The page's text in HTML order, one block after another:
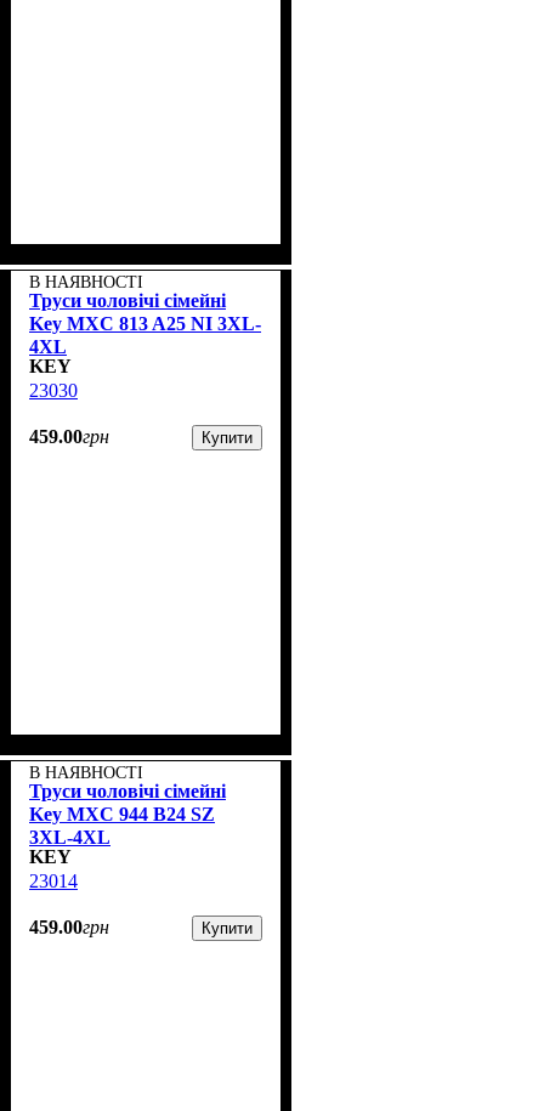
В НАЯВНОСТІ
Труси чоловічі сімейні
Key MXC 813 A25 NI 3XL-
4XL
KEY
23030
459.00грн Купити
В НАЯВНОСТІ
Труси чоловічі сімейні
Key MXC 944 В24 SZ
3XL-4XL
KEY
23014
459.00грн Купити